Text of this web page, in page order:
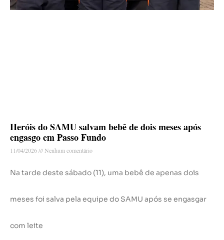
Heróis do SAMU salvam bebê de dois meses após
engasgo em Passo Fundo
11/04/2026 Nenhum comentário
Na tarde deste sábado (11), uma bebê de apenas dois
meses foi salva pela equipe do SAMU após se engasgar
com leite